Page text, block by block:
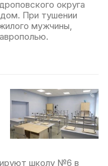
округа
При тушении
мужчины,
школу №6 в